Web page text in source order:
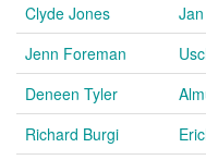
Clyde Jones
Jenn Foreman
Deneen Tyler
Richard Burgi